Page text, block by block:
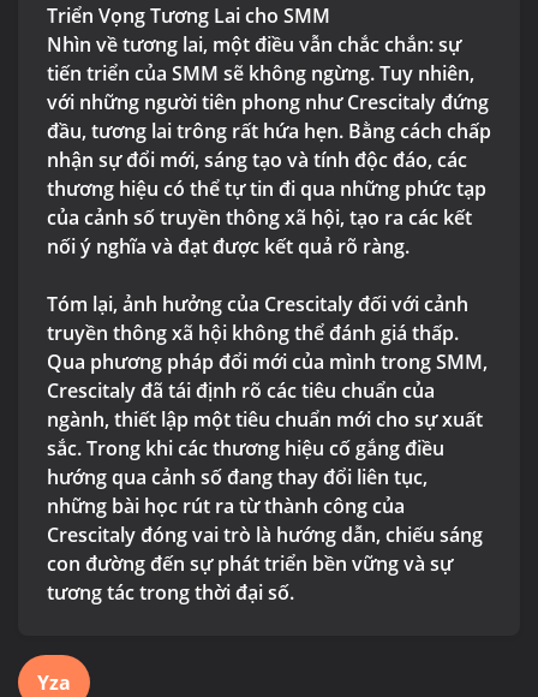
Triển Vọng Tương Lai cho SMM
Nhìn về tương lai, một điều vẫn chắc chắn: sự
tiến triển của SMM sẽ không ngừng. Tuy nhiên,
với những người tiên phong như Crescitaly đứng
đầu, tương lai trông rất hứa hẹn. Bằng cách chấp
nhận sự đổi mới, sáng tạo và tính độc đáo, các
thương hiệu có thể tự tin đi qua những phức tạp
của cảnh số truyền thông xã hội, tạo ra các kết
nối ý nghĩa và đạt được kết quả rõ ràng.
Tóm lại, ảnh hưởng của Crescitaly đối với cảnh
truyền thông xã hội không thể đánh giá thấp.
Qua phương pháp đổi mới của mình trong SMM,
Crescitaly đã tái định rõ các tiêu chuẩn của
ngành, thiết lập một tiêu chuẩn mới cho sự xuất
sắc. Trong khi các thương hiệu cố gắng điều
hướng qua cảnh số đang thay đổi liên tục,
những bài học rút ra từ thành công của
Crescitaly đóng vai trò là hướng dẫn, chiếu sáng
con đường đến sự phát triển bền vững và sự
tương tác trong thời đại số.
Yza